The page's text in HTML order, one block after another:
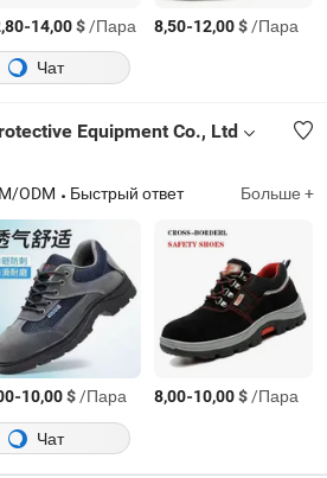
-14,00$/Пара 8,50-12,00$/Пара
Чат
Equipment Co., Ltd
ODM Быстрый ответ Больше +
-10,00$/Пара 8,00-10,00$/Пара
Чат